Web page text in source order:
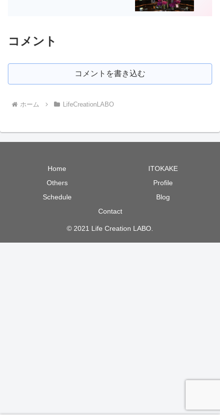
コメント
コメントを書き込む
ホーム LifeCreationLABO
Home
ITOKAKE
Others
Profile
Schedule
Blog
Contact
© 2021 Life Creation LABO.